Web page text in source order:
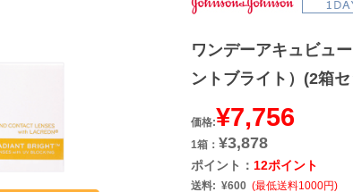
ワンデーアキュビュ
ントブライト）(2箱
価格:¥7,756
1箱： ¥3,878
ポイント： 12ポイント
送料: ¥600 (最低送料1000円)